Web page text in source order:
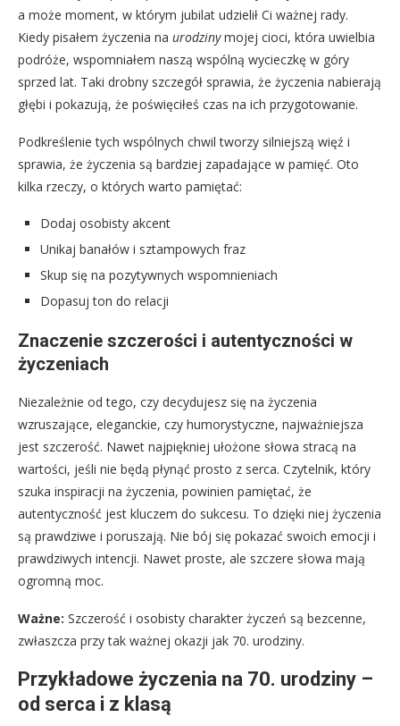
a może moment, w którym jubilat udzielił Ci ważnej rady.
Kiedy pisałem życzenia na urodzinymojej cioci, która uwielbia
podróże, wspomniałem naszą wspólną wycieczkę w góry
sprzed lat. Taki drobny szczegół sprawia, że życzenia nabierają
głębi i pokazują, że poświęciłeś czas na ich przygotowanie.
Podkreślenie tych wspólnych chwil tworzy silniejszą więź i
sprawia, że życzenia są bardziej zapadające w pamięć. Oto
kilka rzeczy, o których warto pamiętać:
Dodaj osobisty akcent
Unikaj banałów i sztampowych fraz
Skup się na pozytywnych wspomnieniach
Dopasuj ton do relacji
Znaczenie szczerości i autentyczności w
życzeniach
Niezależnie od tego, czy decydujesz się na życzenia
wzruszające, eleganckie, czy humorystyczne, najważniejsza
jest szczerość. Nawet najpiękniej ułożone słowa stracą na
wartości, jeśli nie będą płynąć prosto z serca. Czytelnik, który
szuka inspiracji na życzenia, powinien pamiętać, że
autentyczność jest kluczem do sukcesu. To dzięki niej życzenia
są prawdziwe i poruszają. Nie bój się pokazać swoich emocji i
prawdziwych intencji. Nawet proste, ale szczere słowa mają
ogromną moc.
Ważne: Szczerość i osobisty charakter życzeń są bezcenne,
zwłaszcza przy tak ważnej okazji jak 70. urodziny.
Przykładowe życzenia na 70. urodziny –
od serca i z klasą